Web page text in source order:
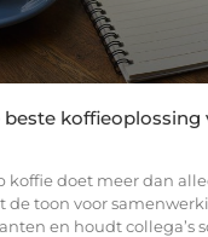
beste
koffie doet meer dan
de toon voor
en houdt collega’s